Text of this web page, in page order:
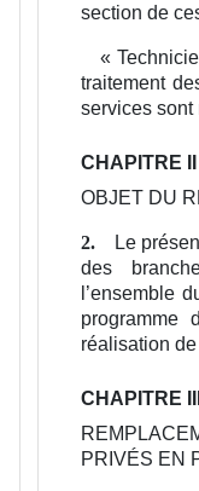
section de
«
traitement
services sont
CHAPITRE II
OBJET DU
2.
Le
des
l’ensemble
programme
réalisation
CHAPITRE III
PRIVÉS EN